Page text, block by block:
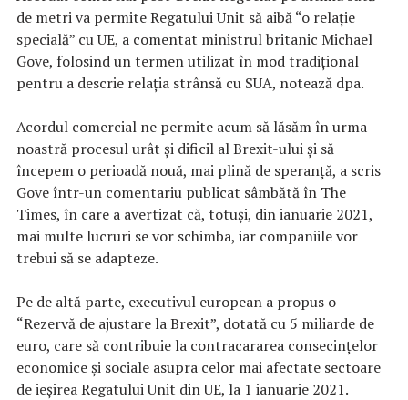
de metri va permite Regatului Unit să aibă “o relaţie
specială” cu UE, a comentat ministrul britanic Michael
Gove, folosind un termen utilizat în mod tradiţional
pentru a descrie relaţia strânsă cu SUA, notează dpa.
Acordul comercial ne permite acum să lăsăm în urma
noastră procesul urât şi dificil al Brexit-ului şi să
începem o perioadă nouă, mai plină de speranţă, a scris
Gove într-un comentariu publicat sâmbătă în The
Times, în care a avertizat că, totuşi, din ianuarie 2021,
mai multe lucruri se vor schimba, iar companiile vor
trebui să se adapteze.
Pe de altă parte, executivul european a propus o
“Rezervă de ajustare la Brexit”, dotată cu 5 miliarde de
euro, care să contribuie la contracararea consecinţelor
economice şi sociale asupra celor mai afectate sectoare
de ieşirea Regatului Unit din UE, la 1 ianuarie 2021.